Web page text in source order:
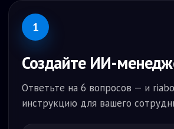
1
Создайте ИИ-
Ответьте на 6 вопросов — и
инструкцию для вашего